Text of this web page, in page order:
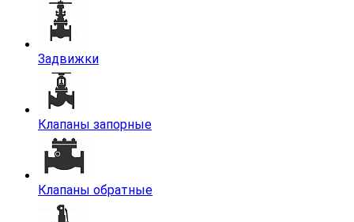
Задвижки
Клапаны запорные
Клапаны обратные